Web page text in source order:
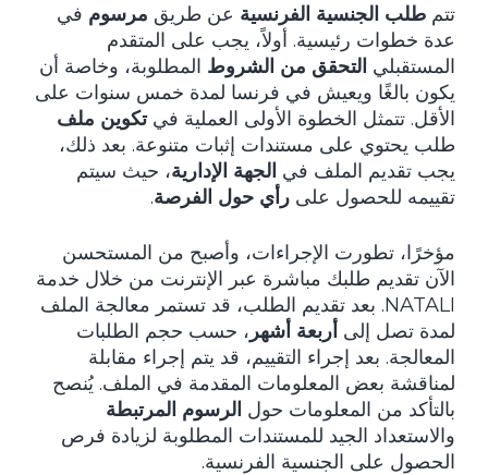
تتم طلب الجنسية الفرنسية عن طريق مرسوم في
عدة خطوات رئيسية. أولاً، يجب على المتقدم
المستقبلي التحقق من الشروط المطلوبة، وخاصة أن
يكون بالغًا ويعيش في فرنسا لمدة خمس سنوات على
الأقل. تتمثل الخطوة الأولى العملية فيتكوين ملف
طلب يحتوي على مستندات إثبات متنوعة. بعد ذلك،
يجب تقديم الملف في الجهة الإدارية، حيث سيتم
تقييمه للحصول على رأي حول الفرصة.
مؤخرًا، تطورت الإجراءات، وأصبح من المستحسن
الآن تقديم طلبك مباشرة عبر الإنترنت من خلال خدمة
NATALI. بعد تقديم الطلب، قد تستمر معالجة الملف
لمدة تصل إلى أربعة أشهر ، حسب حجم الطلبات
المعالجة. بعد إجراء التقييم، قد يتم إجراء مقابلة
لمناقشة بعض المعلومات المقدمة في الملف. يُنصح
بالتأكد من المعلومات حول الرسوم المرتبطة
والاستعداد الجيد للمستندات المطلوبة لزيادة فرص
الحصول على الجنسية الفرنسية.